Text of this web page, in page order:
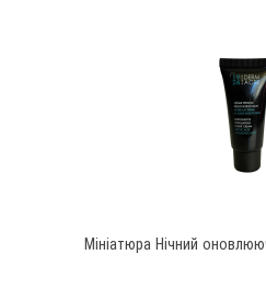
Мініатюра Нічний